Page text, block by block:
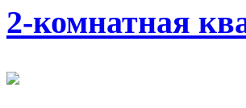
2-комнатная